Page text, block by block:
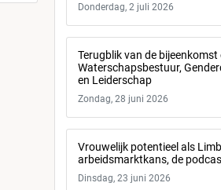
Donderdag, 2 juli 2026
Terugblik van de bijeenkomst
Waterschapsbestuur,
en Leiderschap
Zondag, 28 juni 2026
Vrouwelijk potentieel als
arbeidsmarktkans, de
Dinsdag, 23 juni 2026